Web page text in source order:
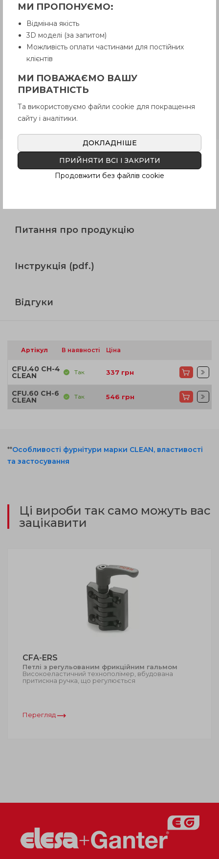
Товар з приміткою «Є в наявності»
відвантажується Покупцеві терміном
до 6 робочих днів
товару, якого немає на складі,
рекомендуємо уточнити у Продавця.
Покупцем.
CFU-CLEAN
Продукція
Питання про продукцію
Інструкція (pdf.)
Відгуки
Артікул В наявності Ціна
CFU.40 CH-4
CLEAN Так 337 грн
CFU.60 CH-6
CLEAN Так 546 грн
**Особливості фурнітури марки CLEAN, властивості
та застосування
Ці вироби так само можуть вас
зацікавити
CFA-ERS
Петлі з регульованим фрикційним гальмом
Високоеластичний технополімер, вбудована
притискна ручка, що регулюється
Перегляд
МИ ПРОПОНУЄМО:
Відмінна якість
3D моделі (за запитом)
Можливість оплати частинами для постійних
клієнтів
МИ ПОВАЖАЄМО ВАШУ
ПРИВАТНІСТЬ
Та використовуємо файли cookie для покращення
сайту і аналітики.
ДОКЛАДНІШЕ
ПРИЙНЯТИ ВСІ І ЗАКРИТИ
Продовжити без файлів cookie